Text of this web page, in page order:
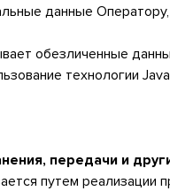
данные
обезличенные
технологии
передачи и
путем реализации